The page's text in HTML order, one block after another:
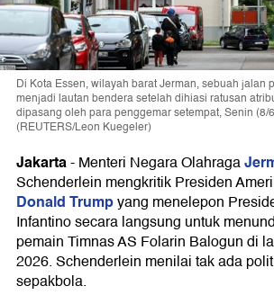
Di Kota Essen, wilayah barat Jerman, sebuah jalan
menjadi lautan bendera setelah dihiasi ratusan
dipasang oleh para penggemar setempat, Senin (8/
(REUTERS/Leon Kuegeler)
Jakarta-Menteri Negara Olahraga
Schenderlein mengkritik Presiden
Donald Trumpyang menelepon
Infantino secara langsung untuk
pemain Timnas AS Folarin Balogun di
2026. Schenderlein menilai tak ada
sepakbola.